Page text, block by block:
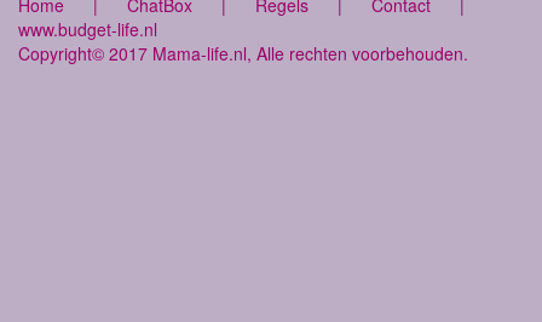
Home | ChatBox | Regels | Contact |
www.budget-life.nl
Copyright© 2017 Mama-life.nl, Alle rechten voorbehouden.